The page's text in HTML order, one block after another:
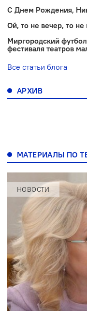
С Днем Рождения,
Ой, то не вечер, то не
Миргородский
фестиваля театров
Все статьи блога
АРХИВ
МАТЕРИАЛЫ ПО
НОВОСТИ